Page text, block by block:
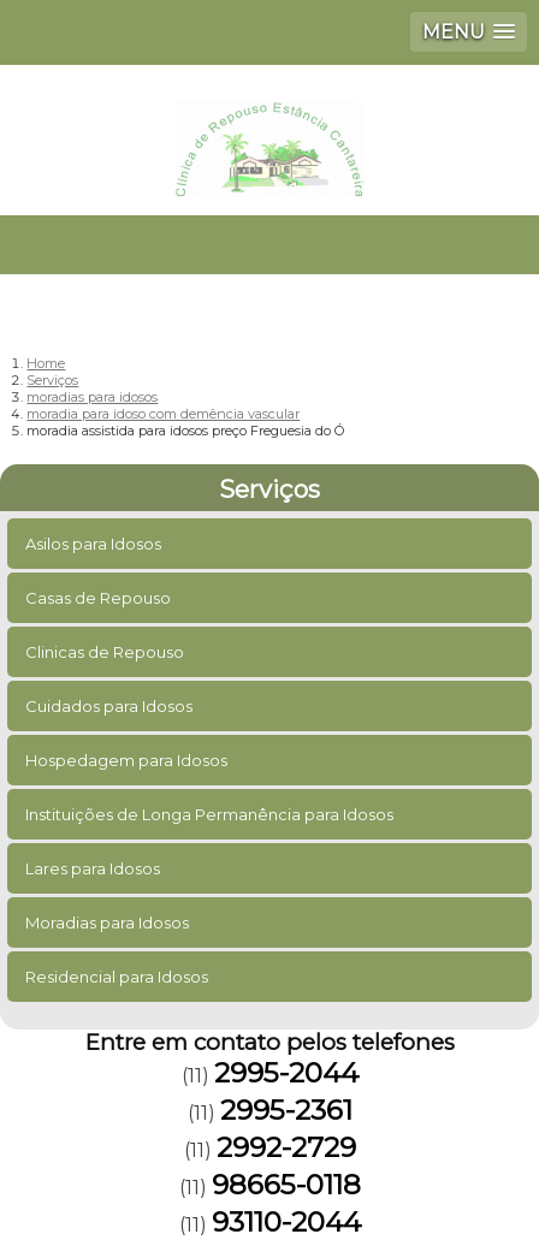
MENU
Home
Serviços
moradias para idosos
moradia para idoso com demência vascular
moradia assistida para idosos preço Freguesia do Ó
Serviços
Asilos para Idosos
Casas de Repouso
Clinicas de Repouso
Cuidados para Idosos
Hospedagem para Idosos
Instituições de Longa Permanência para Idosos
Lares para Idosos
Moradias para Idosos
Residencial para Idosos
Entre em contato pelos telefones
(11) 2995-2044
(11) 2995-2361
(11) 2992-2729
(11) 98665-0118
(11) 93110-2044